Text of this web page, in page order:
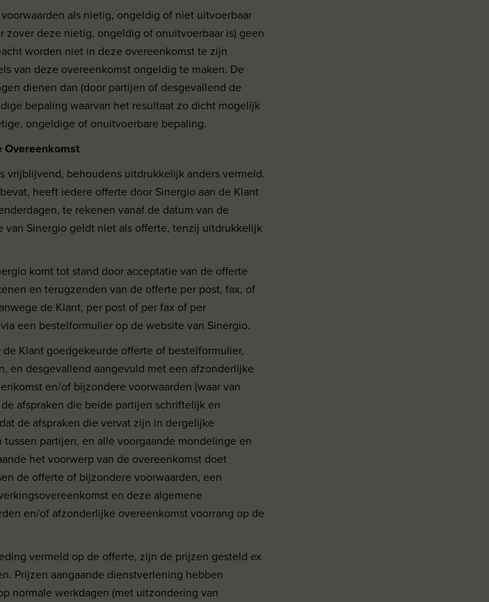
als nietig, ongeldig of niet uitvoerbaar
zover deze nietig, ongeldig of onuitvoerbaar is) geen
worden niet in deze overeenkomst te zijn
van deze overeenkomst ongeldig te maken. De
dienen dan (door partijen of desgevallend de
bepaling waarvan het resultaat zo dicht mogelijk
ongeldige of onuitvoerbare bepaling.
Overeenkomst
vrijblijvend, behoudens uitdrukkelijk anders vermeld.
heeft iedere offerte door Sinergio aan de Klant
te rekenen vanaf de datum van de
van Sinergio geldt niet als offerte, tenzij uitdrukkelijk
komt tot stand door acceptatie van de offerte
en terugzenden van de offerte per post, fax, of
de Klant, per post of per fax of per
een bestelformulier op de website van Sinergio.
Klant goedgekeurde offerte of bestelformulier,
en desgevallend aangevuld met een afzonderlijke
en/of bijzondere voorwaarden (waar van
afspraken die beide partijen schriftelijk en
de afspraken die vervat zijn in dergelijke
partijen, en alle voorgaande mondelinge en
het voorwerp van de overeenkomst doet
de offerte of bijzondere voorwaarden, een
en deze algemene
en/of afzonderlijke overeenkomst voorrang op de
vermeld op de offerte, zijn de prijzen gesteld ex
Prijzen aangaande dienstverlening hebben
normale werkdagen (met uitzondering van